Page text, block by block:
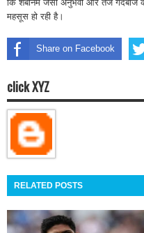
कि शबनिम जैसी अनुभवी और तेज गेंदबाज
महसूस हो रही है।
Share on Facebook
click XYZ
RELATED POSTS